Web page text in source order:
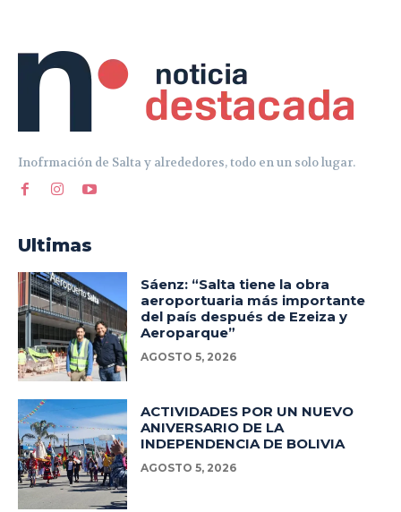
Inofrmación de Salta y alrededores, todo en un solo lugar.
Ultimas
Sáenz: “Salta tiene la obra
aeroportuaria más importante
del país después de Ezeiza y
Aeroparque”
AGOSTO 5, 2026
ACTIVIDADES POR UN NUEVO
ANIVERSARIO DE LA
INDEPENDENCIA DE BOLIVIA
AGOSTO 5, 2026